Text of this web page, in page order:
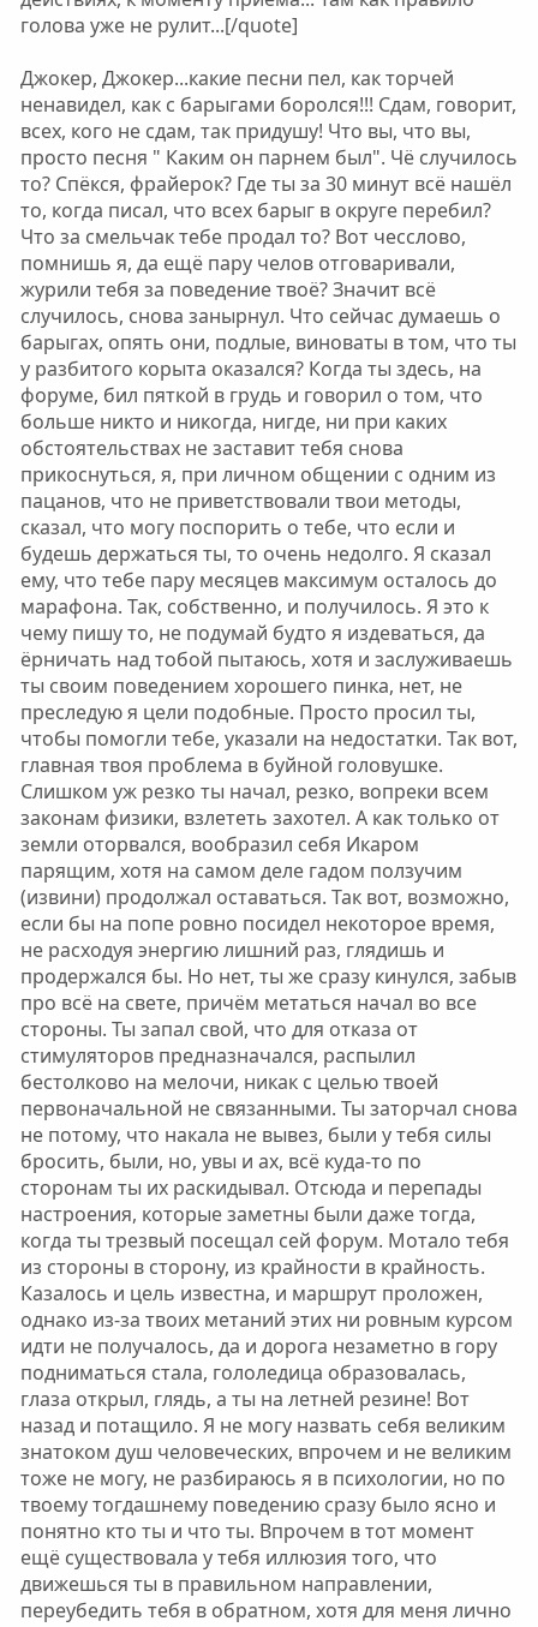
голова уже не рулит...[/quote]
Джокер, Джокер...какие песни пел, как торчей
ненавидел, как с барыгами боролся!!! Сдам, говорит,
всех, кого не сдам, так придушу! Что вы, что вы,
просто песня " Каким он парнем был". Чё случилось
то? Спёкся, фрайерок? Где ты за 30 минут всё нашёл
то, когда писал, что всех барыг в округе перебил?
Что за смельчак тебе продал то? Вот чесслово,
помнишь я, да ещё пару челов отговаривали,
журили тебя за поведение твоё? Значит всё
случилось, снова занырнул. Что сейчас думаешь о
барыгах, опять они, подлые, виноваты в том, что ты
у разбитого корыта оказался? Когда ты здесь, на
форуме, бил пяткой в грудь и говорил о том, что
больше никто и никогда, нигде, ни при каких
обстоятельствах не заставит тебя снова
прикоснуться, я, при личном общении с одним из
пацанов, что не приветствовали твои методы,
сказал, что могу поспорить о тебе, что если и
будешь держаться ты, то очень недолго. Я сказал
ему, что тебе пару месяцев максимум осталось до
марафона. Так, собственно, и получилось. Я это к
чему пишу то, не подумай будто я издеваться, да
ёрничать над тобой пытаюсь, хотя и заслуживаешь
ты своим поведением хорошего пинка, нет, не
преследую я цели подобные. Просто просил ты,
чтобы помогли тебе, указали на недостатки. Так вот,
главная твоя проблема в буйной головушке.
Слишком уж резко ты начал, резко, вопреки всем
законам физики, взлететь захотел. А как только от
земли оторвался, вообразил себя Икаром
парящим, хотя на самом деле гадом ползучим
(извини) продолжал оставаться. Так вот, возможно,
если бы на попе ровно посидел некоторое время,
не расходуя энергию лишний раз, глядишь и
продержался бы. Но нет, ты же сразу кинулся, забыв
про всё на свете, причём метаться начал во все
стороны. Ты запал свой, что для отказа от
стимуляторов предназначался, распылил
бестолково на мелочи, никак с целью твоей
первоначальной не связанными. Ты заторчал снова
не потому, что накала не вывез, были у тебя силы
бросить, были, но, увы и ах, всё куда-то по
сторонам ты их раскидывал. Отсюда и перепады
настроения, которые заметны были даже тогда,
когда ты трезвый посещал сей форум. Мотало тебя
из стороны в сторону, из крайности в крайность.
Казалось и цель известна, и маршрут проложен,
однако из-за твоих метаний этих ни ровным курсом
идти не получалось, да и дорога незаметно в гору
подниматься стала, гололедица образовалась,
глаза открыл, глядь, а ты на летней резине! Вот
назад и потащило. Я не могу назвать себя великим
знатоком душ человеческих, впрочем и не великим
тоже не могу, не разбираюсь я в психологии, но по
твоему тогдашнему поведению сразу было ясно и
понятно кто ты и что ты. Впрочем в тот момент
ещё существовала у тебя иллюзия того, что
движешься ты в правильном направлении,
переубедить тебя в обратном, хотя для меня лично